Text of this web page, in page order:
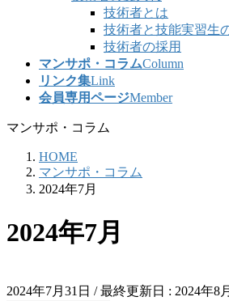
技術者とは
技術者と技能実習生
技術者の採用
マンサポ・コラムColumn
リンク集Link
会員専用ページMember
マンサポ・コラム
HOME
マンサポ・コラム
2024年7月
2024年7月
2024年7月31日 / 最終更新日 : 2024年8